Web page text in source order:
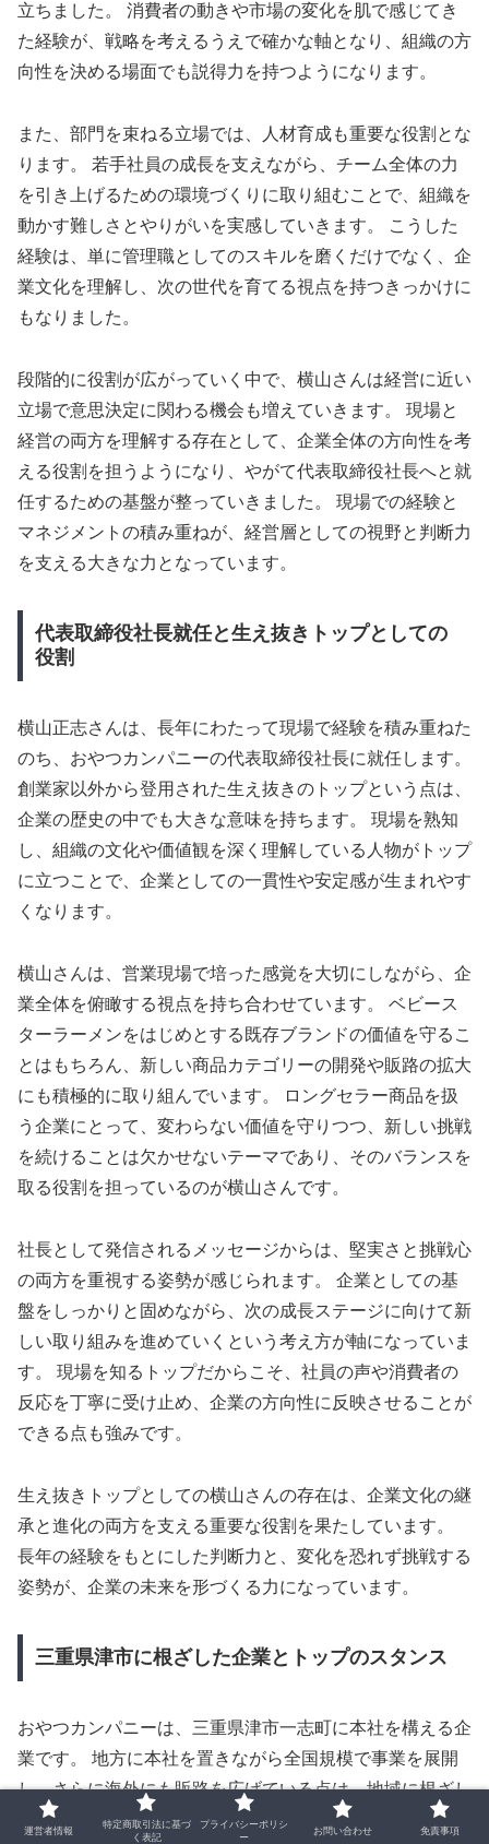
立ちました。 消費者の動きや市場の変化を肌で感じてき
た経験が、戦略を考えるうえで確かな軸となり、組織の方
向性を決める場面でも説得力を持つようになります。
また、部門を束ねる立場では、人材育成も重要な役割とな
ります。 若手社員の成長を支えながら、チーム全体の力
を引き上げるための環境づくりに取り組むことで、組織を
動かす難しさとやりがいを実感していきます。 こうした
経験は、単に管理職としてのスキルを磨くだけでなく、企
業文化を理解し、次の世代を育てる視点を持つきっかけに
もなりました。
段階的に役割が広がっていく中で、横山さんは経営に近い
立場で意思決定に関わる機会も増えていきます。 現場と
経営の両方を理解する存在として、企業全体の方向性を考
える役割を担うようになり、やがて代表取締役社長へと就
任するための基盤が整っていきました。 現場での経験と
マネジメントの積み重ねが、経営層としての視野と判断力
を支える大きな力となっています。
代表取締役社長就任と生え抜きトップとしての
役割
横山正志さんは、長年にわたって現場で経験を積み重ねた
のち、おやつカンパニーの代表取締役社長に就任します。
創業家以外から登用された生え抜きのトップという点は、
企業の歴史の中でも大きな意味を持ちます。 現場を熟知
し、組織の文化や価値観を深く理解している人物がトップ
に立つことで、企業としての一貫性や安定感が生まれやす
くなります。
横山さんは、営業現場で培った感覚を大切にしながら、企
業全体を俯瞰する視点を持ち合わせています。 ベビース
ターラーメンをはじめとする既存ブランドの価値を守るこ
とはもちろん、新しい商品カテゴリーの開発や販路の拡大
にも積極的に取り組んでいます。 ロングセラー商品を扱
う企業にとって、変わらない価値を守りつつ、新しい挑戦
を続けることは欠かせないテーマであり、そのバランスを
取る役割を担っているのが横山さんです。
社長として発信されるメッセージからは、堅実さと挑戦心
の両方を重視する姿勢が感じられます。 企業としての基
盤をしっかりと固めながら、次の成長ステージに向けて新
しい取り組みを進めていくという考え方が軸になっていま
す。 現場を知るトップだからこそ、社員の声や消費者の
反応を丁寧に受け止め、企業の方向性に反映させることが
できる点も強みです。
生え抜きトップとしての横山さんの存在は、企業文化の継
承と進化の両方を支える重要な役割を果たしています。
長年の経験をもとにした判断力と、変化を恐れず挑戦する
姿勢が、企業の未来を形づくる力になっています。
三重県津市に根ざした企業とトップのスタンス
おやつカンパニーは、三重県津市一志町に本社を構える企
業です。 地方に本社を置きながら全国規模で事業を展開
し、さらに海外にも販路を広げている点は、地域に根ざし
つつ成長を続ける企業として特徴的です。 地元にしっか
運営者情報
特定商取引法に基づ
く表記
プライバシーポリシ
ー
お問い合わせ 免責事項